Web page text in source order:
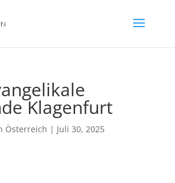
Klagenfurt
Österreich | Juli 30, 2025